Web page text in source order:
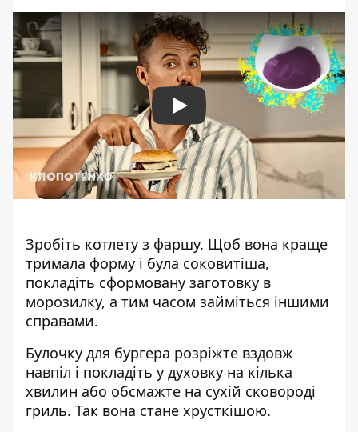
Play
Зробіть котлету з фаршу. Щоб вона краще
тримала форму і була соковитіша,
покладіть сформовану заготовку в
морозилку, а тим часом займіться іншими
справами.
Булочку для бургера розріжте вздовж
навпіл і покладіть у духовку на кілька
хвилин або обсмажте на сухій сковороді
гриль. Так вона стане хрусткішою.